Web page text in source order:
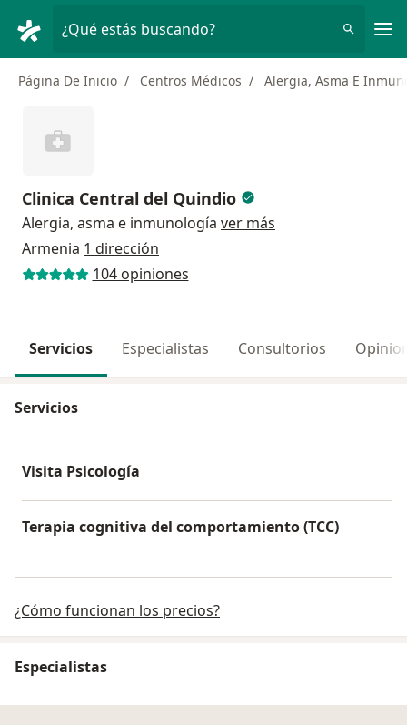
¿Qué estás buscando?
Página De Inicio Centros Médicos Alergia, Asma E
Clinica Central del Quindio
Alergia, asma e inmunología ver más
Armenia 1 dirección
104 opiniones
Servicios Especialistas Consultorios
Servicios
Visita Psicología
Terapia cognitiva del comportamiento (TCC)
¿Cómo funcionan los precios?
Especialistas